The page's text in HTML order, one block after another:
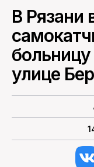
В Рязани
улице